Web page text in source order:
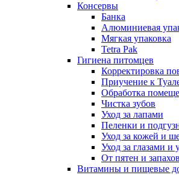
Консервы
Банка
Алюминиевая
Мягкая упаковка
Tetra Pak
Гигиена питомцев
Корректировка
Приучение к
Обработка
Чистка зубов
Уход за лапами
Пеленки и
Уход за кожей и
Уход за глазами и
От пятен и запахов
Витамины и пищевые